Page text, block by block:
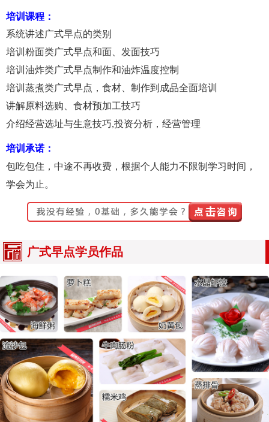
培训课程：
系统讲述广式早点的类别
培训粉面类广式早点和面、发面技巧
培训油炸类广式早点制作和油炸温度控制
培训蒸煮类广式早点，食材、制作到成品全面培训
讲解原料选购、食材预加工技巧
介绍经营选址与生意技巧,投资分析，经营管理
培训承诺：
包吃包住，中途不再收费，根据个人能力不限制学习时间，
学会为止。
广式早点学员作品